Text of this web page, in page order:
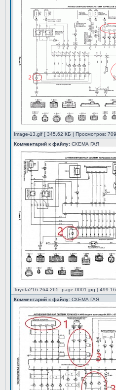
Image-13.gif [ 345.62 КБ | Просмотров:
Комментарий к файлу: СХЕМА ГАЯ
Toyota216-264-265_page-0001.jpg [
Комментарий к файлу: СХЕМА ГАЯ